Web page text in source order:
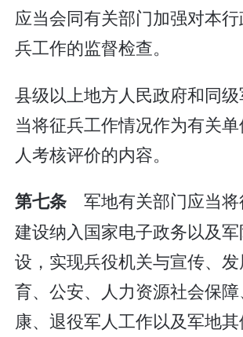
应当会同有关部门加强对本
兵工作的监督检查。
县级以上地方人民政府和同
当将征兵工作情况作为有关
人考核评价的内容。
第七条 军地有关部门应当
建设纳入国家电子政务以及
设，实现兵役机关与宣传、
育、公安、人力资源社会保
康、退役军人工作以及军地